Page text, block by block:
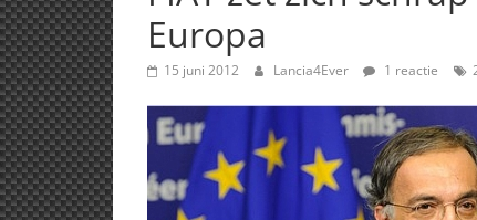
lifestyleEuropa
15 juni 2012 Lancia4Ever 1 reactie